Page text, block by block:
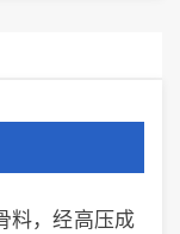
料，经高压成